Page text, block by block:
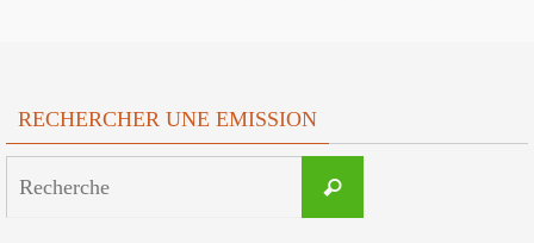
RECHERCHER UNE EMISSION
Recherche